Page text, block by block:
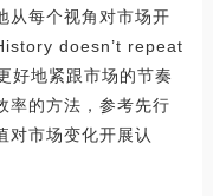
从每个视角对市场开
doesn’t repeat
地紧跟市场的节奏
率的方法，参考先行
对市场变化开展认